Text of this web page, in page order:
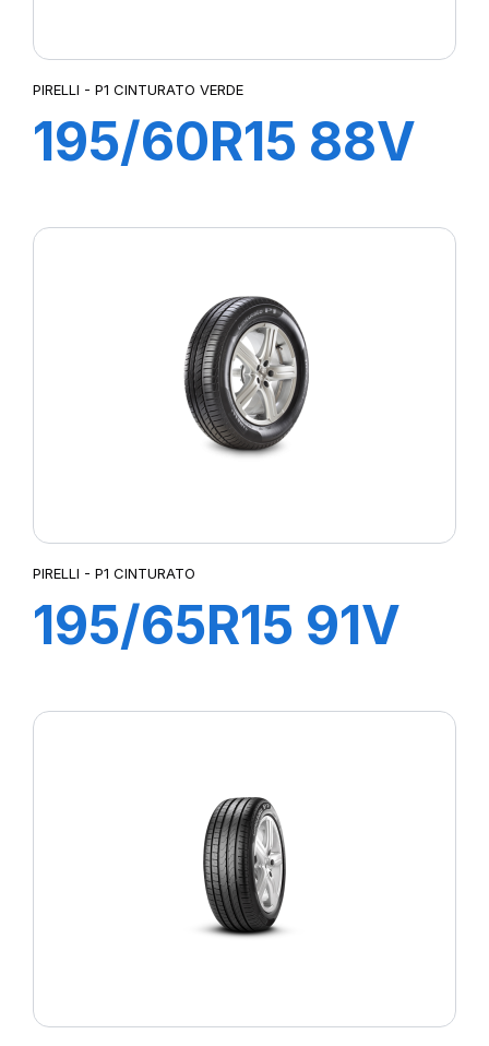
PIRELLI - P1 CINTURATO VERDE
195/60R15 88V
PIRELLI - P1 CINTURATO
195/65R15 91V